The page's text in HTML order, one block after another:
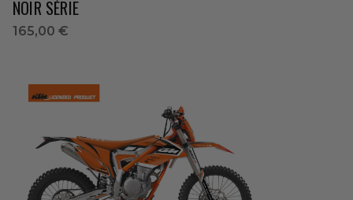
NOIR SÉRIE
165,00 €